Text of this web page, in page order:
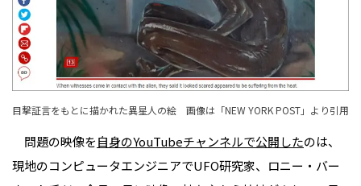
目撃証言をもとに描かれた異星人の絵 画像は「NEW YORK POST」より引用
問題の映像を自身のYouTubeチャンネルで公開したのは、
現地のコンピュータエンジニアでUFO研究家、ロニー・バー